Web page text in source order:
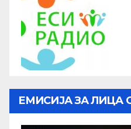
ЕМИСИЈА ЗА ЛИЦА